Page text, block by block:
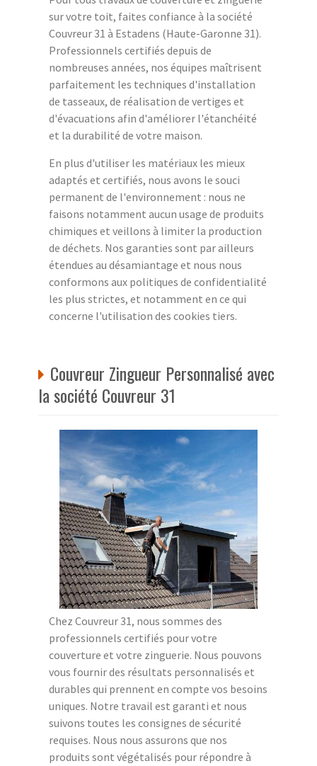
sur votre toit, faites confiance à la société
Couvreur 31 à Estadens (Haute-Garonne 31).
Professionnels certifiés depuis de
nombreuses années, nos équipes maîtrisent
parfaitement les techniques d'installation
de tasseaux, de réalisation de vertiges et
d'évacuations afin d'améliorer l'étanchéité
et la durabilité de votre maison.
En plus d'utiliser les matériaux les mieux
adaptés et certifiés, nous avons le souci
permanent de l'environnement : nous ne
faisons notamment aucun usage de produits
chimiques et veillons à limiter la production
de déchets. Nos garanties sont par ailleurs
étendues au désamiantage et nous nous
conformons aux politiques de confidentialité
les plus strictes, et notamment en ce qui
concerne l'utilisation des cookies tiers.
Couvreur Zingueur Personnalisé avec
la société Couvreur 31
Chez Couvreur 31, nous sommes des
professionnels certifiés pour votre
couverture et votre zinguerie. Nous pouvons
vous fournir des résultats personnalisés et
durables qui prennent en compte vos besoins
uniques. Notre travail est garanti et nous
suivons toutes les consignes de sécurité
requises. Nous nous assurons que nos
produits sont végétalisés pour répondre à